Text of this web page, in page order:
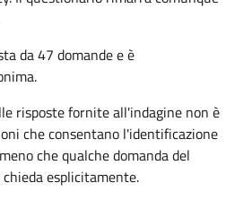
da 47 domande e è
risposte fornite all'indagine non è
che consentano l'identificazione
che qualche domanda del
esplicitamente.